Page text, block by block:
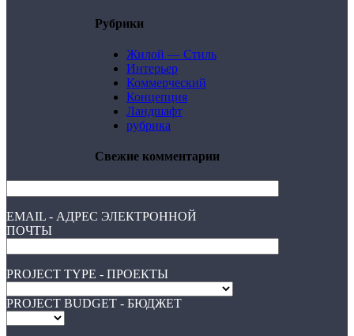
Рубрики
Жилой — Стиль
Интерьер
Коммерческий
Концепция
Ландшафт
рубрика
Свежие комментарии
EMAIL - АДРЕС ЭЛЕКТРОННОЙ
ПОЧТЫ
PROJECT TYPE - ПРОЕКТЫ
PROJECT BUDGET - БЮДЖЕТ